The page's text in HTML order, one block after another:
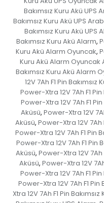
Bakımsız Kuru Akü UPS
Bakımsız Kuru Akü UPS
Bakımsız Kuru Akü UPS
Bakımsız Kuru Akü Alarm,
Kuru Akü Alarm Oyuncak,
Kuru Akü Alarm Oyuncak
Bakımsız Kuru Akü Alarm
12V 7Ah F1 Pin
Power-Xtra 12V 7Ah F1
Power-Xtra 12V 7Ah F1
Aküsü, Power-Xtra 12V
Aküsü, Power-Xtra 12V 7Ah
Power-Xtra 12V 7Ah F1 Pin
Power-Xtra 12V 7Ah F1 Pin
Aküsü, Power-Xtra 12V 7Ah
Aküsü, Power-Xtra 12V
Power-Xtra 12V 7Ah F1
Power-Xtra 12V 7Ah F1 Pin
Xtra 12V 7Ah F1 Pin Bakımsız